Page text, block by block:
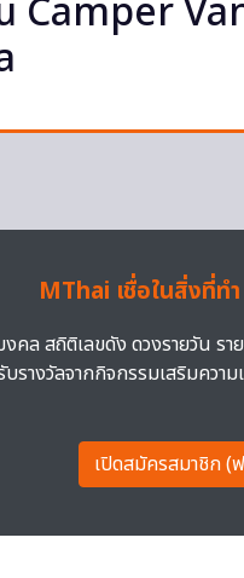
Camper
MThai เชื่อในสิ่งที่ท
งคล สถิติเลขดัง ดวงรายวัน ร
รางวัลจากกิจกรรมเสริมควา
เปิดสมัครสมาชิก (